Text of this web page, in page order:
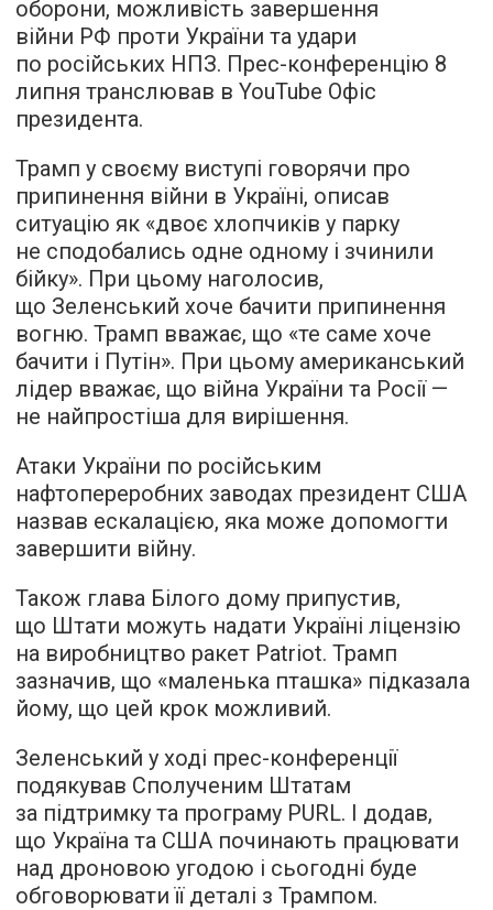
оборони, можливість завершення
війни РФ проти України та удари
по російських НПЗ. Прес-конференцію 8
липня транслював в YouTube Офіс
президента.
Трамп у своєму виступі говорячи про
припинення війни в Україні, описав
ситуацію як «двоє хлопчиків у парку
не сподобались одне одному і зчинили
бійку». При цьому наголосив,
що Зеленський хоче бачити припинення
вогню. Трамп вважає, що «те саме хоче
бачити і Путін». При цьому американський
лідер вважає, що війна України та Росії —
не найпростіша для вирішення.
Атаки України по російським
нафтопереробних заводах президент США
назвав ескалацією, яка може допомогти
завершити війну.
Також глава Білого дому припустив,
що Штати можуть надати Україні ліцензію
на виробництво ракет Patriot. Трамп
зазначив, що «маленька пташка» підказала
йому, що цей крок можливий.
Зеленський у ході прес-конференції
подякував Сполученим Штатам
за підтримку та програму PURL. І додав,
що Україна та США починають працювати
над дроновою угодою і сьогодні буде
обговорювати її деталі з Трампом.